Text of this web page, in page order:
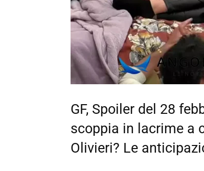
GF, Spoiler del 28
scoppia in lacrime a
Olivieri? Le